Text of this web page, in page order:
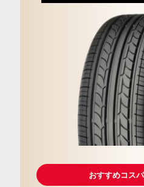
おすすめコス